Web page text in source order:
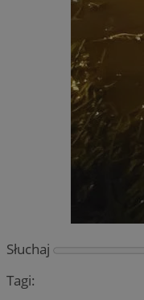
Słuchaj
Tagi: